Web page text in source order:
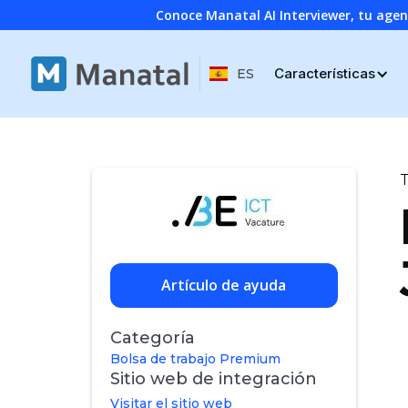
Conoce Manatal AI Interviewer, tu
ES Características
Artículo de ayuda
Categoría
Bolsa de trabajo Premium
Sitio web de integración
Visitar el sitio web